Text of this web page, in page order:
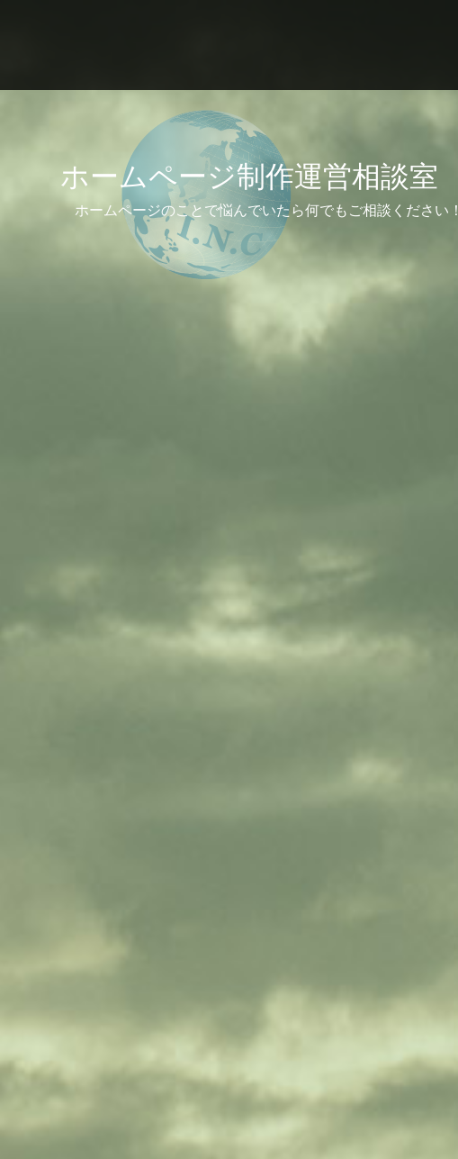
ホームページ制作運営相談室
ホームページのことで悩んでいたら何でもご相談ください！